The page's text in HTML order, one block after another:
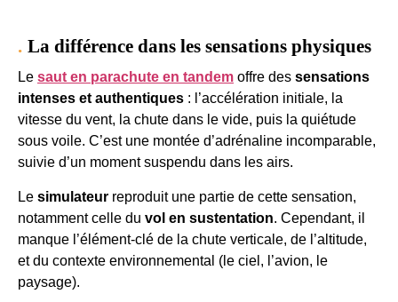
La différence dans les sensations physiques
Le saut en parachute en tandem offre des sensations
intenses et authentiques : l’accélération initiale, la
vitesse du vent, la chute dans le vide, puis la quiétude
sous voile. C’est une montée d’adrénaline incomparable,
suivie d’un moment suspendu dans les airs.
Le simulateur reproduit une partie de cette sensation,
notamment celle du vol en sustentation. Cependant, il
manque l’élément-clé de la chute verticale, de l’altitude,
et du contexte environnemental (le ciel, l’avion, le
paysage).